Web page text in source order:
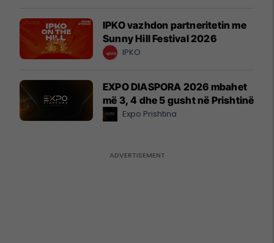
IPKO vazhdon partneritetin me
Sunny Hill Festival 2026
IPKO
EXPO DIASPORA 2026 mbahet
më 3, 4 dhe 5 gusht në Prishtinë
Expo Prishtina